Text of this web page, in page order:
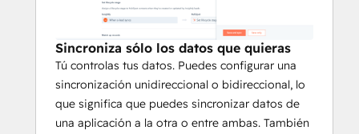
Sincroniza sólo los datos que quieras
Tú controlas tus datos. Puedes configurar una
sincronización unidireccional o bidireccional, lo
que significa que puedes sincronizar datos de
una aplicación a la otra o entre ambas. También